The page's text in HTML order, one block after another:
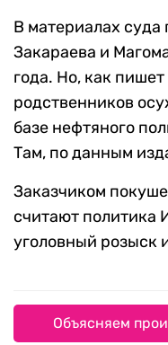
В материалах суда
Закараева и
года. Но, как
родственников
базе нефтяного
Там, по данным
Заказчиком
считают политика
уголовный розыск
Объясняем